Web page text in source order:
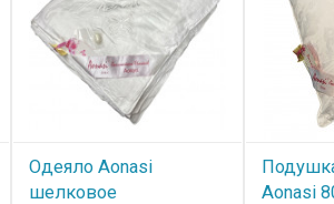
Китай.
(Китай).
Одеяло Aonasi
шелковое
Aonasi